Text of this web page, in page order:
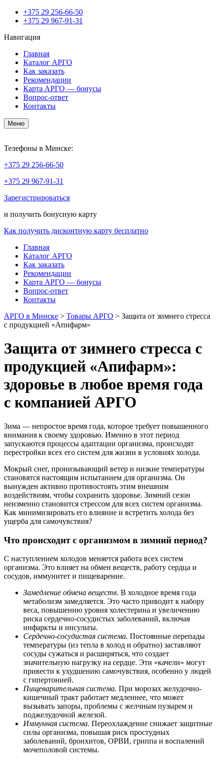
+375 29 256-66-50
+375 29 967-91-31
Навигация
Главная
Каталог АРГО
Как заказать
Рекомендации
Карта АРГО — бонусы
Вопрос-ответ
Контакты
Меню
Телефоны в Минске:
+375 29 256-66-50
+375 29 967-91-31
Зарегистрироваться
и получить бонусную карту
Как получить дисконтную карту бесплатно
Главная
Каталог АРГО
Как заказать
Рекомендации
Карта АРГО — бонусы
Вопрос-ответ
Контакты
АРГО в Минске > Товары АРГО > Защита от зимнего стресса
с продукцией «Апифарм»
Защита от зимнего стресса с
продукцией «Апифарм»:
здоровье в любое время года
с компанией АРГО
Зима — непростое время года, которое требует повышенного
внимания к своему здоровью. Именно в этот период
запускаются процессы адаптации организма, происходят
перестройки всех его систем для жизни в условиях холода.
Мокрый снег, пронизывающий ветер и низкие температуры
становятся настоящим испытанием для организма. Он
вынужден активно противостоять этим внешним
воздействиям, чтобы сохранить здоровье. Зимний сезон
неизменно становится стрессом для всех систем организма.
Как минимизировать его влияние и встретить холода без
ущерба для самочувствия?
Что происходит с организмом в зимний период?
С наступлением холодов меняется работа всех систем
организма. Это влияет на обмен веществ, работу сердца и
сосудов, иммунитет и пищеварение.
Замедление обмена веществ. В холодное время года
метаболизм замедляется. Это часто приводит к набору
веса, повышению уровня холестерина и увеличению
риска сердечно-сосудистых заболеваний, включая
инфаркты и инсульты.
Сердечно-сосудистая система. Постоянные перепады
температуры (из тепла в холод и обратно) заставляют
сосуды сужаться и расширяться, что создает
значительную нагрузку на сердце. Эти «качели» могут
привести к ухудшению самочувствия, особенно у людей
с гипертонией.
Пищеварительная система. При морозах желудочно-
кишечный тракт работает медленнее, что может
вызывать запоры, проблемы с желчным пузырем и
поджелудочной железой.
Иммунная система. Переохлаждение снижает защитные
силы организма, повышая риск простудных
заболеваний, бронхитов, ОРВИ, гриппа и воспалений
мочеполовой системы.